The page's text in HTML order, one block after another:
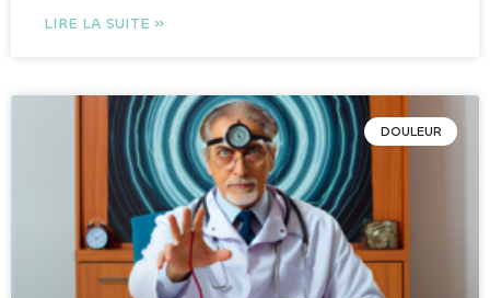
LIRE LA SUITE »
DOULEUR